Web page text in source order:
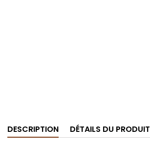
DESCRIPTION DÉTAILS DU PRODUIT